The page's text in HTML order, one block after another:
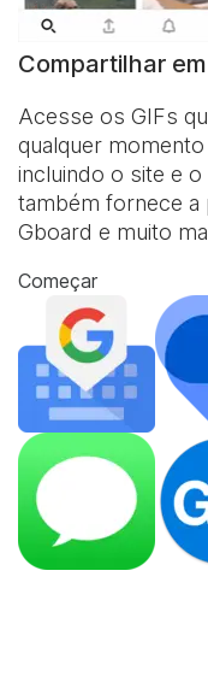
Compartilhar
Acesse os GIFs
qualquer
incluindo o site e o
também fornece a
Gboard e muito
Começar